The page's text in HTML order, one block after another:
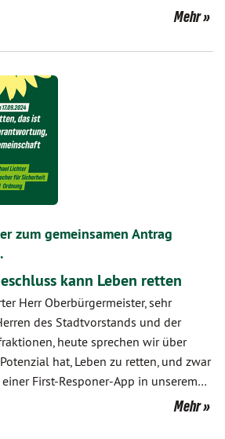
Mehr
zum gemeinsamen Antrag
kann Leben retten
Herr Oberbürgermeister, sehr
des Stadtvorstands und der
heute sprechen wir über
hat, Leben zu retten, und zwar
First-Responer-App in unserem…
Mehr